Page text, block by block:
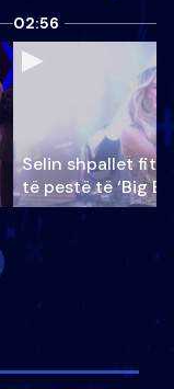
02:56
Selin shpallet
të pestë të ‘Big